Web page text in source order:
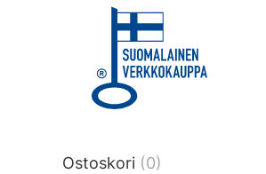
title or
tmlmvi","meta_query":
data-original-query-
Ostoskori (0)